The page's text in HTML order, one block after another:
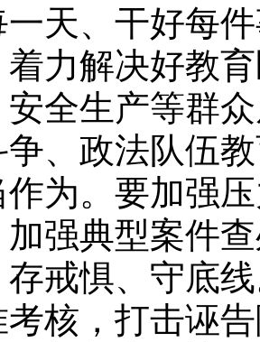
一天、干好每
着力解决好教
安全生产等群
争、政法队伍
为。要加强
加强典型案件
存戒惧、守底
考核，打击诬